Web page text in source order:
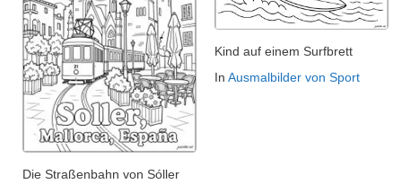
Die Straßenbahn von Sóller
Kind auf einem Surfbrett
In Ausmalbilder von Sport